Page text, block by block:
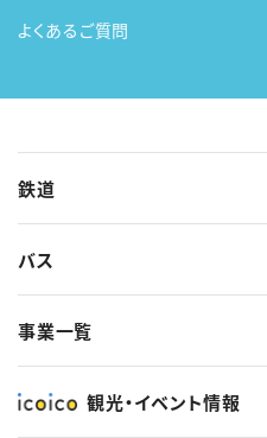
よくあるご質問
鉄道
バス
事業一覧
観光・イベント情報